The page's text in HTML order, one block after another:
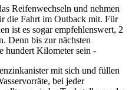
Reifenwechseln und nehmen
die Fahrt im Outback mit. Für
ist es sogar empfehlenswert, 2
Denn bis zur nächsten
hundert Kilometer sein -
mit sich und füllen
bei jeder